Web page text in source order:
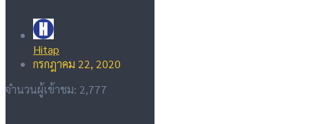
Hitap
กรกฎาคม 22, 2020
จำนวนผู้เข้าชม: 2,777